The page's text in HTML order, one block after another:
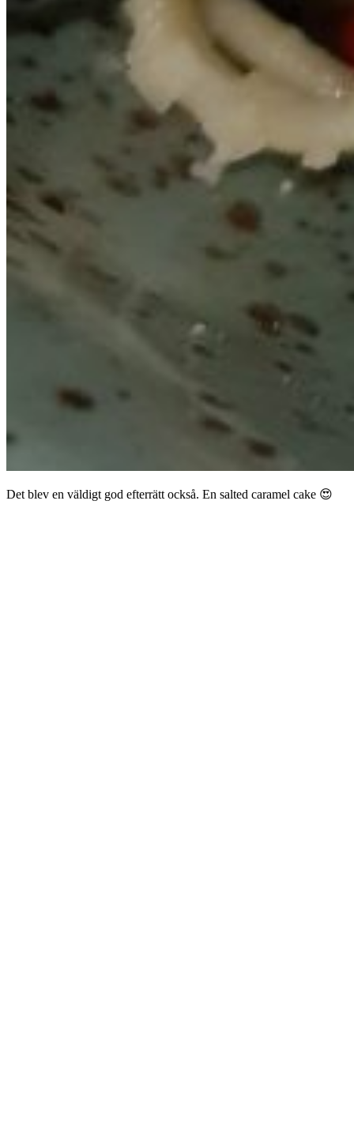
Det blev en väldigt god efterrätt också. En salted caramel cake 😍